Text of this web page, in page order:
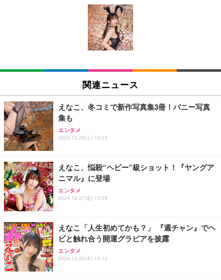
Juice=Juice Concert 2026 UP TO 11 MORE! MOR
E! (特典なし) [Blu-ray]
【Amazon.co.jp限定】「Juice=Juice Concert 202
判ブロマイド5枚セット) [Blu-ray]
￥11,000
日下部ほたる どんどんやる気になる！日下部式学習
法[DVD]
King & Prince DOME TOUR 2026 ～STARRING～
(初回限定盤)(2枚組) [Blu-ray]
Aぇ! group LIVE TOUR 2025 D.N.A (初回盤)(2枚組)
[Blu-ray]
AOUTNアクションカメラ メガネカメラ 2 7K Wi Fi
対応 一人称視点撮影 ブラック 眼鏡装着型 液晶画面
付き サイクリング用 | 広角レンズ搭載 軽量設計 簡
単装着 長時間記録対応 液晶画面搭載 広角撮影対応
軽量ボディ設計 録音機能対応 着脱しやすい構造 旅
1080P ポータブルウェアラブルカメラ旅行用軽量ビ
デオレコーダー軽量トラベルカメラ
￥3,255
XXA4Kアクションカメラ ウェアラブルカメラ Vlog
ビデオカメラ ボディカメラ 1.9インチモニター 32G
Bカード付き 180度回転レンズ 2000mAhバッテリー
タンド付き 日本語取扱説明書 (ピンク)
スパイカメラ探知機ファインダー、 家庭用および保
護用、 操作およびスキャンデバイス付き車用隠しカ
メラファインダー
Vlog アクションカメラ、回転レンズ付き、フロント
スクリーン、Type-C 充電、毎日の Vlog 用 1080P
ハンドヘルドカメラ ポケットサイクリング映像 毎日
エレコム 充電器 Type-C USB-C 20W USB PD対応
ケーブル一体型 1.5m PSE認証品 GaN採用 折りたた
み式プラグ しろちゃん 【 iPhone16 15 等対応】 E
C-AC6920WF
モバイルバッテリー 大容量 30000mAh 【22.5W/20
ッテリー 5台同時充電 Type-C出力 スマホ 充電器 LC
D残量表示 LEDライト付き ストラップ付き 持ち運び
携帯充電器 停電対策 アウトドア/旅行/出張/防災/緊
急用 iOS/Android各種他対応 機内持込可 (高級白い)
￥2,469
エレコム 充電器 Type-C USB-C 20W USB PD対応 1
ポート PSE認証品 GaN採用 折りたたみ式プラグ ホ
ワイト 【 iPhone16 15 等対応】 EC-AC6820WH
エレコム 充電器 40W 2ポート Type-C USB PD対応
PPS対応 GaN II採用 折りたたみ式プラグ ホワイト
EC-AC10640WH
エレコム 65W 充電器 Type-C コンセント 急速 PD対
応 スイング式プラグ採用 PSE技術基準適合 ブラッ
ク EC-AC12465BK
関連ニュース
えなこ、冬コミで新作写真集3冊！バニー写真
集も
エンタメ
2024.12.28(土) 16:25
えなこ、悩殺“ヘビー”級ショット！『ヤングア
ニマル』に登場
エンタメ
2024.12.27(金) 13:29
えなこ「人生初めてかも？」 『週チャン』でヘ
ビと触れ合う開運グラビアを披露
エンタメ
2024.12.26(木) 16:12